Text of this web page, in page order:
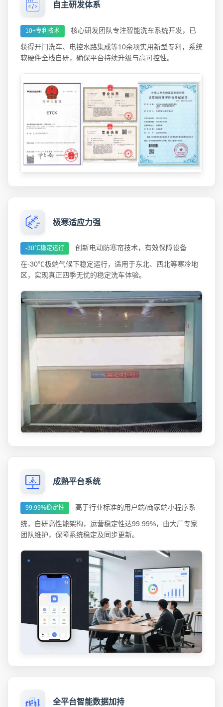
自主研发体系
10+专利技术 核心研发团队专注智能洗车系统开发，已
获得开门洗车、电控水路集成等10余项实用新型专利，系统
软硬件全栈自研，确保平台持续升级与高可控性。
极寒适应力强
-30℃稳定运行 创新电动防寒帘技术，有效保障设备
在-30℃极端气候下稳定运行，适用于东北、西北等寒冷地
区，实现真正四季无忧的稳定洗车体验。
成熟平台系统
99.99%稳定性 高于行业标准的用户端/商家端小程序系
统，自研高性能架构，运营稳定性达99.99%，由大厂专家
团队维护，保障系统稳定及同步更新。
全平台智能数据加持